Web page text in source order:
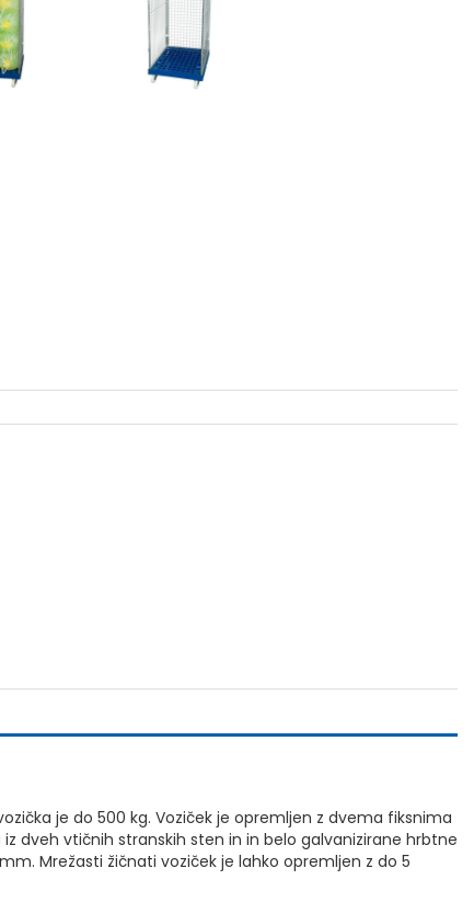
je do 500 kg. Voziček je opremljen z dvema fiksnima
dveh vtičnih stranskih sten in in belo galvanizirane hrbtne
Mrežasti žičnati voziček je lahko opremljen z do 5